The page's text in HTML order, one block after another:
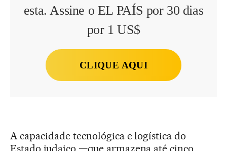
esta. Assine o EL PAÍS por 30 dias
por 1 US$
CLIQUE AQUI
A capacidade tecnológica e logística do
Estado judaico —que armazena até cinco